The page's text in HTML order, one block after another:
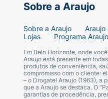
Sobre a Araujo
Sobre a Araujo Araujo
Lojas
Programa
Em Belo Horizonte, onde
Araujo está presente em
produtos de conveniência,
compromisso com o cliente:
– o Drogatel Araujo (1963), a
que a Araujo se destaca. O
garantias de procedência,